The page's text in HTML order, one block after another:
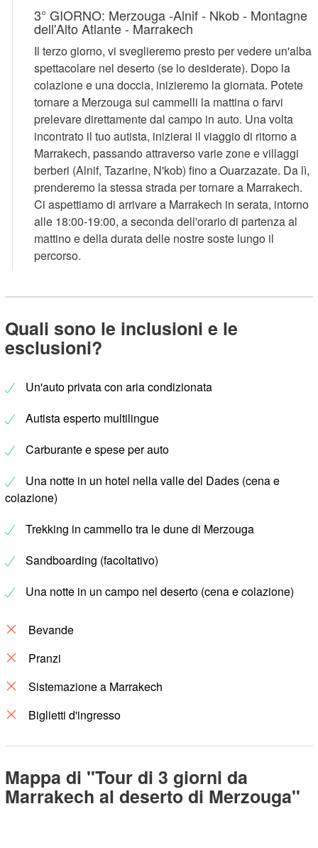
3° GIORNO: Merzouga -Alnif - Nkob - Montagne
dell'Alto Atlante - Marrakech
Il terzo giorno, vi sveglieremo presto per vedere un'alba
spettacolare nel deserto (se lo desiderate). Dopo la
colazione e una doccia, inizieremo la giornata. Potete
tornare a Merzouga sui cammelli la mattina o farvi
prelevare direttamente dal campo in auto. Una volta
incontrato il tuo autista, inizierai il viaggio di ritorno a
Marrakech, passando attraverso varie zone e villaggi
berberi (Alnif, Tazarine, N'kob) fino a Ouarzazate. Da lì,
prenderemo la stessa strada per tornare a Marrakech.
Ci aspettiamo di arrivare a Marrakech in serata, intorno
alle 18:00-19:00, a seconda dell'orario di partenza al
mattino e della durata delle nostre soste lungo il
percorso.
Quali sono le inclusioni e le
esclusioni?
Un'auto privata con aria condizionata
Autista esperto multilingue
Carburante e spese per auto
Una notte in un hotel nella valle del Dades (cena e
colazione)
Trekking in cammello tra le dune di Merzouga
Sandboarding (facoltativo)
Una notte in un campo nel deserto (cena e colazione)
Bevande
Pranzi
Sistemazione a Marrakech
Biglietti d'ingresso
Mappa di "Tour di 3 giorni da
Marrakech al deserto di Merzouga"